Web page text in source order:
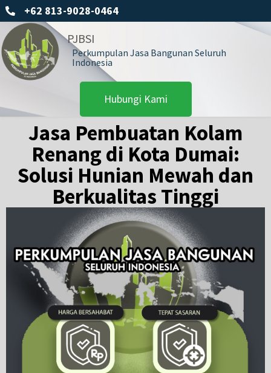
+62 813-9028-0464
PJBSI
Perkumpulan Jasa Bangunan Seluruh
Indonesia
Hubungi Kami
Jasa Pembuatan Kolam
Renang di Kota Dumai:
Solusi Hunian Mewah dan
Berkualitas Tinggi